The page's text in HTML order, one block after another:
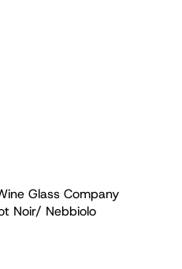
Glass Company
Noir/ Nebbiolo